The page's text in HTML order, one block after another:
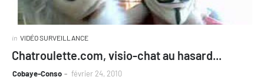
in VIDÉO SURVEILLANCE
Chatroulette.com, visio-chat au hasard...
Cobaye-Conso
février 24, 2010